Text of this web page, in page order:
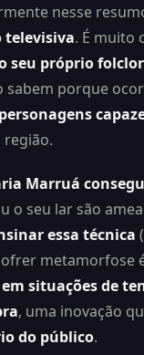
nesse
televisiva. É muito
seu próprio
sabem porque
personagens
região.
Marruá
o seu lar são
essa técnica
metamorfose
situações de
, uma inovação
do público.